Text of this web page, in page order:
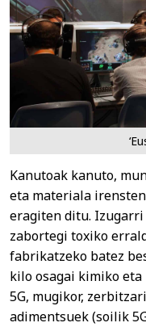
Kanutoak kanuto,
eta materiala
eragiten ditu.
zabortegi toxiko
fabrikatzeko batez
kilo osagai kimiko
5G, mugikor,
adimentsuek (soilik